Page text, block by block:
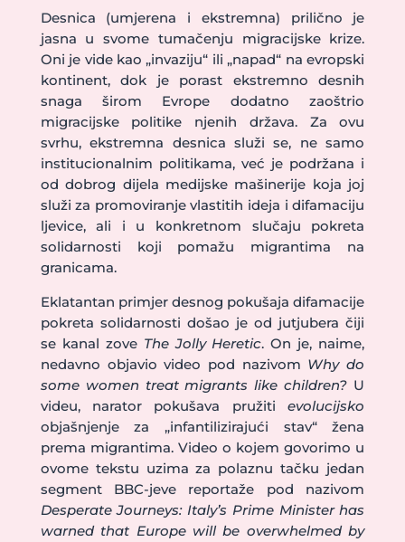
Desnica (umjerena i ekstremna) prilično je
jasna u svome tumačenju migracijske krize.
Oni je vide kao „invaziju“ ili „napad“ na evropski
kontinent, dok je porast ekstremno desnih
snaga širom Evrope dodatno zaoštrio
migracijske politike njenih država. Za ovu
svrhu, ekstremna desnica služi se, ne samo
institucionalnim politikama, već je podržana i
od dobrog dijela medijske mašinerije koja joj
služi za promoviranje vlastitih ideja i difamaciju
ljevice, ali i u konkretnom slučaju pokreta
solidarnosti koji pomažu migrantima na
granicama.
Eklatantan primjer desnog pokušaja difamacije
pokreta solidarnosti došao je od jutjubera čiji
se kanal zove The Jolly Heretic. On je, naime,
nedavno objavio video pod nazivom Why do
some women treat migrants like children? U
videu, narator pokušava pružitievolucijsko
objašnjenje za „infantilizirajući stav“ žena
prema migrantima. Video o kojem govorimo u
ovome tekstu uzima za polaznu tačku jedan
segment BBC-jeve reportaže pod nazivom
Desperate Journeys: Italy’s Prime Minister has
warned that Europe will be overwhelmed by